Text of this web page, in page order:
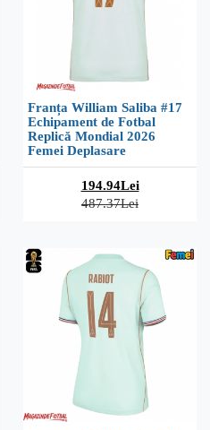
Franța William Saliba #17
Echipament de Fotbal
Replică Mondial 2026
Femei Deplasare
194.94Lei
487.37Lei